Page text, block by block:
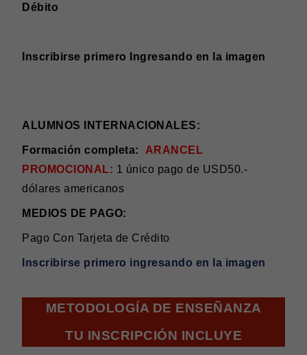
Débito
Inscribirse primero Ingresando en la imagen
ALUMNOS INTERNACIONALES:
Formación completa:
ARANCEL
PROMOCIONAL: 1 único pago de USD50.-
dólares americanos
MEDIOS DE PAGO:
Pago Con Tarjeta de Crédito
Inscribirse primero ingresando en la imagen
METODOLOGÍA DE ENSEÑANZA
TU INSCRIPCIÓN INCLUYE